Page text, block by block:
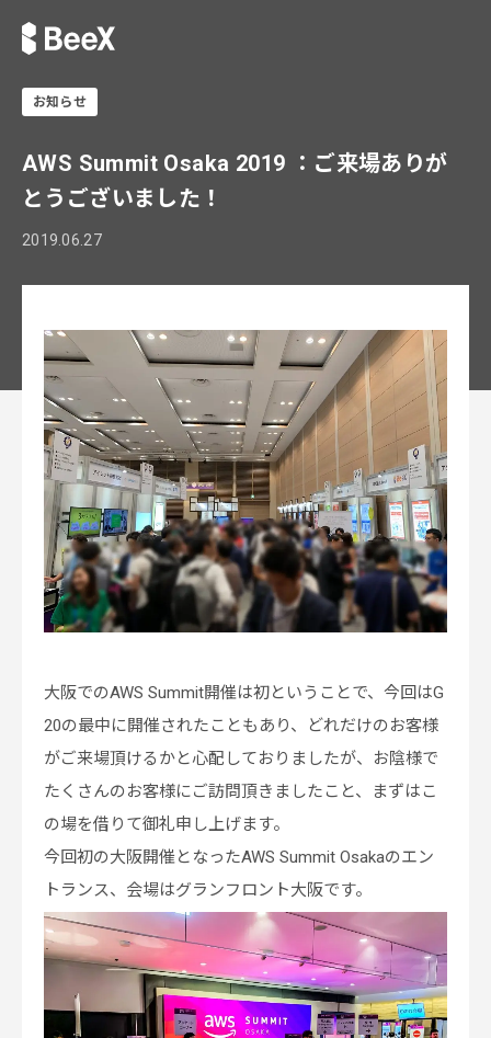
お知らせ
AWS Summit Osaka 2019 ：ご来場ありが
とうございました！
2019.06.27
大阪でのAWS Summit開催は初ということで、今回はG
20の最中に開催されたこともあり、どれだけのお客様
がご来場頂けるかと心配しておりましたが、お陰様で
たくさんのお客様にご訪問頂きましたこと、まずはこ
の場を借りて御礼申し上げます。
今回初の大阪開催となったAWS Summit Osakaのエン
トランス、会場はグランフロント大阪です。